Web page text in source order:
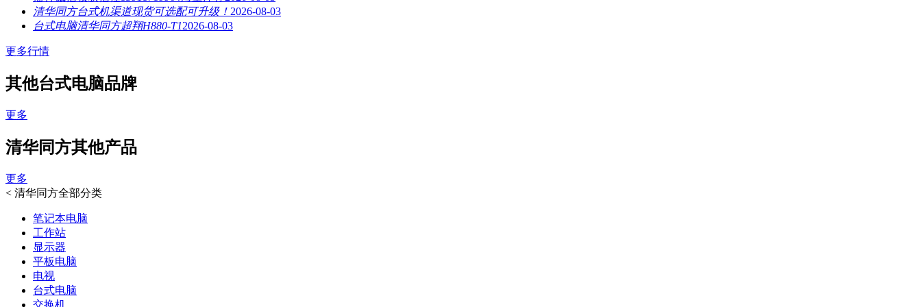
清华同方台式机渠道现货可选配可升级！ 2026-08-03
台式电脑清华同方超翔H880-T12026-08-03
更多行情
其他台式电脑品牌
更多
清华同方其他产品
更多
< 清华同方全部分类
笔记本电脑
工作站
显示器
平板电脑
电视
台式电脑
交换机